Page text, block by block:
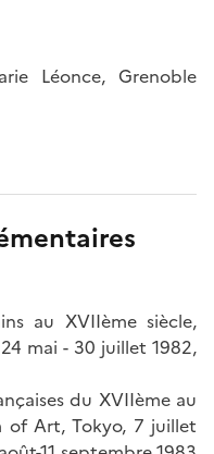
Léonce, Grenoble
au XVIIème siècle,
mai - 30 juillet 1982,
du XVIIème au
of Art, Tokyo, 7 juillet